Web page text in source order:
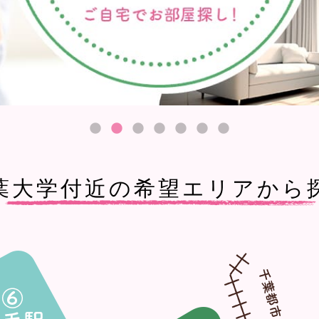
大学付近の希望エリアから